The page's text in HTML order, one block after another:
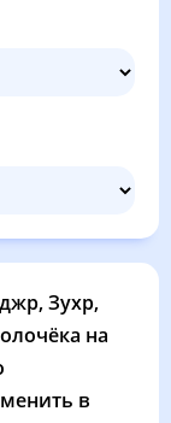
21:59
21:51
19:43 21:47
Зухр,
на
в